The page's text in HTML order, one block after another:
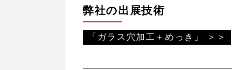
弊社の出展技術
「ガラス穴加工＋めっき」 ＞＞